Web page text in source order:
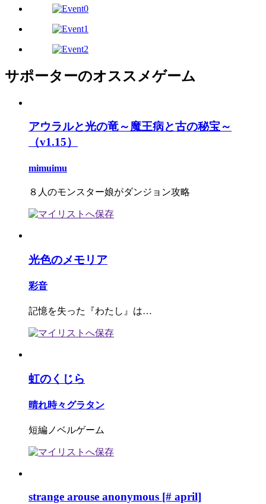
サポーターのオススメゲーム
アウラルと光の竜～魔王病と古の秘宝～
（v1.15）
mimuimu
８人のモンスター娘がダンジョン攻略
光色のメモリア
彩音
記憶を失った『わたし』は…
虹のくじら
晴れ時々グラタン
短編ノベルゲーム
strange arouse anonymous [# april]